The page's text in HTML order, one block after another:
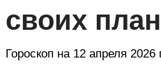
своих
Гороскоп на 12 апреля 2026